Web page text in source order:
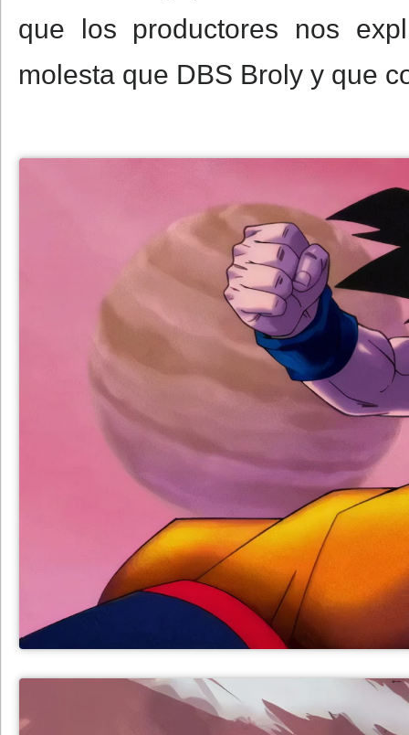
que los productores nos
molesta que DBS Broly y que